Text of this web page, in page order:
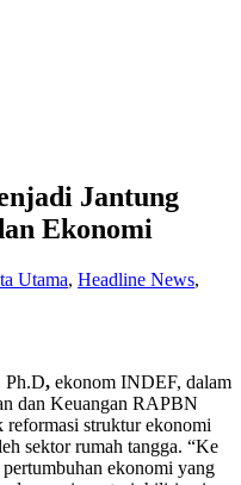
Jantung
Ekonomi
Utama, Headline News,
Ph.D, ekonom INDEF, dalam
dan Keuangan RAPBN
reformasi struktur ekonomi
sektor rumah tangga. “Ke
ekonomi yang